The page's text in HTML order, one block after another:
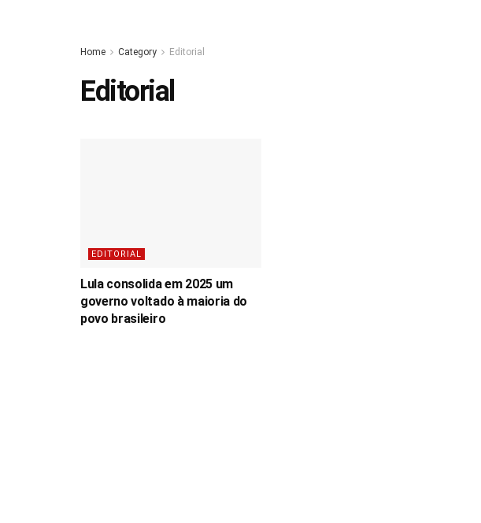
Home Category Editorial
Editorial
EDITORIAL
Lula consolida em 2025 um
governo voltado à maioria do
povo brasileiro